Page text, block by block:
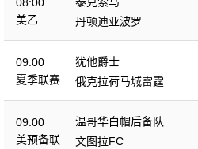
美乙
丹顿迪亚波罗
09:00
夏季联赛
犹他爵士
俄克拉荷马城雷霆
09:00
美预备联
温哥华白帽后备队
文图拉FC